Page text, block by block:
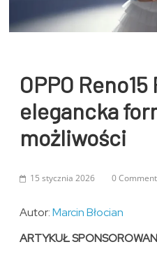
OPPO Reno15
elegancka
możliwości
15 stycznia 2026 0
Autor:Marcin Błocian
ARTYKUŁ